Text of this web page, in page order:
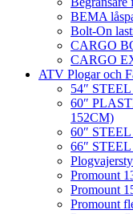
BEMA
Bolt-On
CARGO
CARGO
ATV Plogar och
54″
60″
152CM)
60″
66″
Promount
Promount
Promount